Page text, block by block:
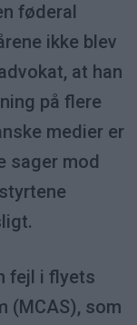
føderal
ikke blev
at han
på flere
medier er
sager mod
fejl i flyets
(MCAS), som